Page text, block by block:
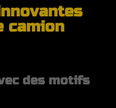
camion
des motifs